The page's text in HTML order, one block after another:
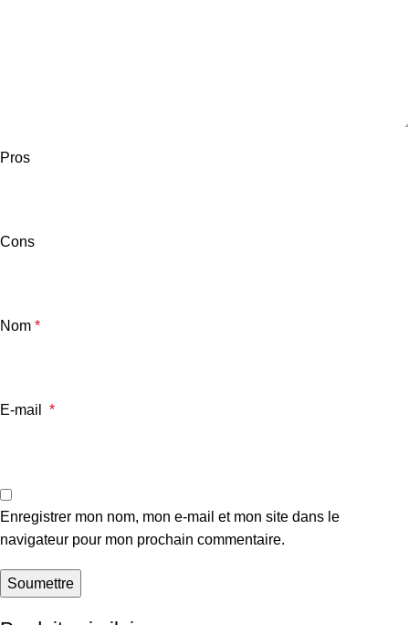
Pros
Cons
Nom *
E-mail *
Enregistrer mon nom, mon e-mail et mon site dans le
navigateur pour mon prochain commentaire.